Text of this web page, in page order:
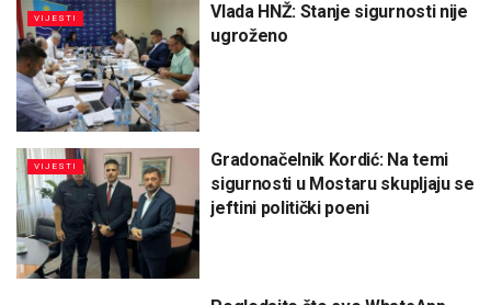
VIJESTI
Vlada HNŽ: Stanje sigurnosti nije
ugroženo
VIJESTI
Gradonačelnik Kordić: Na temi
sigurnosti u Mostaru skupljaju se
jeftini politički poeni